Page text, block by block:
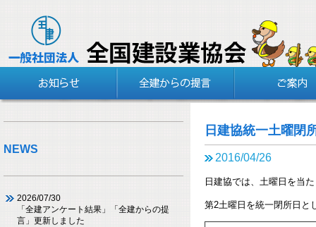
日建協統一土曜閉
2016/04/26
日建協では、土曜日を当
第2土曜日を統一閉所日と
NEWS
2026/07/30
「全建アンケート結果」「全建からの提
言」更新しました